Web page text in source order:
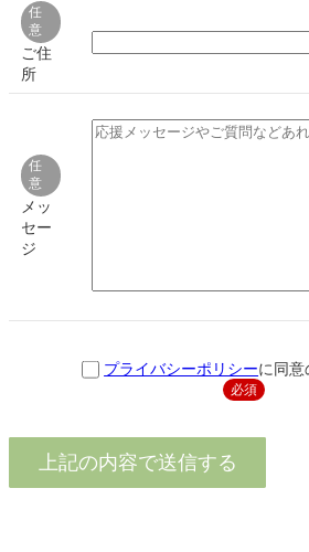
任
意
ご住
所
任
意
メッ
セー
ジ
プライバシーポリシーに同意
必須